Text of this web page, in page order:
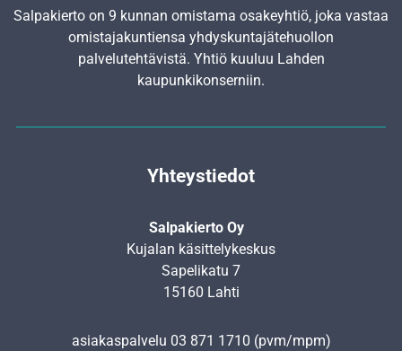
Salpakierto on 9 kunnan omistama osakeyhtiö, joka vastaa
omistajakuntiensa yhdyskunta­jätehuollon
palvelutehtävistä. Yhtiö kuuluu Lahden
kaupunkikonserniin.
Yhteystiedot
Salpakierto Oy
Kujalan käsittelykeskus
Sapelikatu 7
15160 Lahti
asiakaspalvelu 03 871 1710 (pvm/mpm)